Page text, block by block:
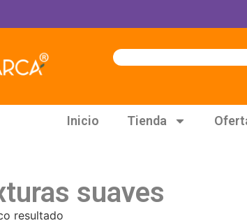
Inicio Tienda
suaves
resultado